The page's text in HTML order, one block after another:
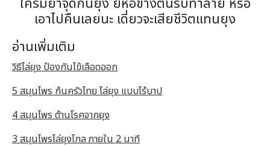
เอาไปคืนเลยนะ เดี่ยวจะเสียชีวิตแทนยุง
อ่านเพิ่มเติม
วิธีไล่ยุง ป้องกันไข้เลือดออก
5 สมุนไพร ก้นครัวไทย ไล่ยุง แบบไร้บาป
4 สมุนไพร ต้านโรคจากยุง
3 สมุนไพรไล่ยุงไกล ภายใน 2 นาที